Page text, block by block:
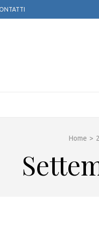
Home >